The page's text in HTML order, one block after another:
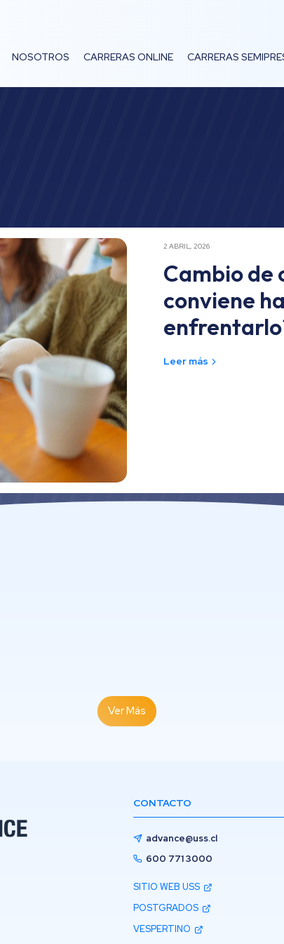
NOSOTROS CARRERAS ONLINE CARRERAS
2 ABRIL, 2026
Cambio de
conviene
Leer más
Ver Más
CONTACTO
advance@uss.cl
600 771 3000
SITIO WEB USS
POSTGRADOS
VESPERTINO